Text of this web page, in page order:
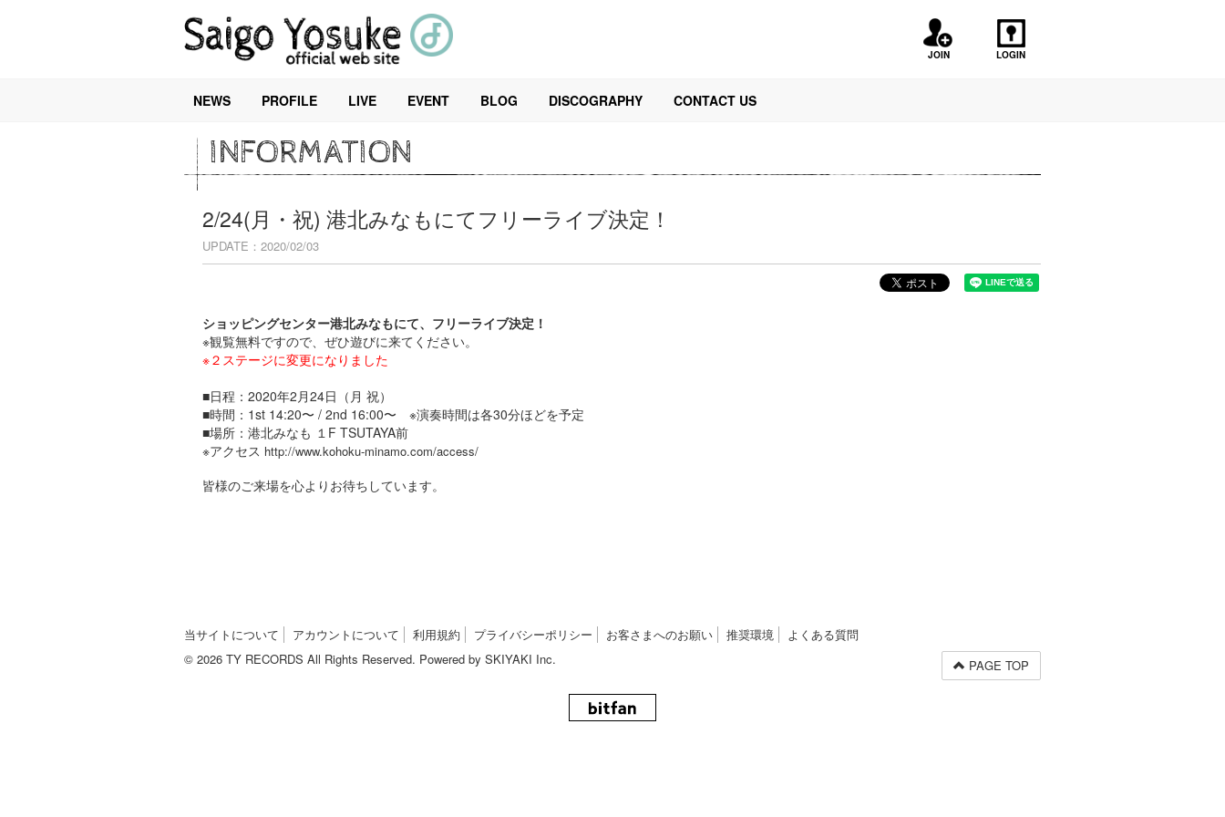
JOIN LOGIN
NEWS PROFILE LIVE EVENT BLOG DISCOGRAPHY CONTACT US
INFORMATION
2/24(月・祝) 港北みなもにてフリーライブ決定！
UPDATE：2020/02/03
ショッピングセンター港北みなもにて、フリーライブ決定！
※観覧無料ですので、ぜひ遊びに来てください。
※２ステージに変更になりました
■日程：2020年2月24日（月 祝）
■時間：1st 14:20〜 / 2nd 16:00〜 ※演奏時間は各30分ほどを予定
■場所：港北みなも １F TSUTAYA前
※アクセス http://www.kohoku-minamo.com/access/
皆様のご来場を心よりお待ちしています。
当サイトについて アカウントについて 利用規約 プライバシーポリシー お客さまへのお願い 推奨環境
よくある質問
© 2026 TY RECORDS All Rights Reserved. Powered by SKIYAKI Inc. PAGE TOP